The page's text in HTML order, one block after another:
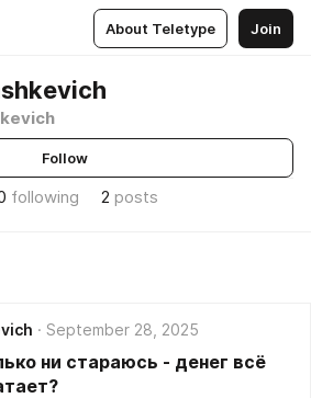
About Teletype Join
Follow
following 2 posts
September 28, 2025
ни стараюсь - денег всё